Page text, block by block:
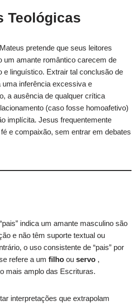
Teológicas
pretende que seus leitores
um amante romântico carecem de
e linguístico. Extrair tal conclusão de
inferência excessiva e
a ausência de qualquer crítica
(caso fosse homoafetivo)
implícita. Jesus frequentemente
e compaixão, sem entrar em debates
indica um amante masculino são
e não têm suporte textual ou
o uso consistente de “pais” por
refere a um filho ou servo ,
mais amplo das Escrituras.
interpretações que extrapolam